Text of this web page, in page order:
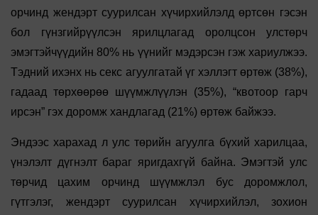
орчинд жендэрт суурилсан хүчирхийлэлд өртсөн гэсэн
бол гүнзгийрүүлсэн ярилцлагад оролцсон улстөрч
эмэгтэйчүүдийн 80% нь үүнийг мэдэрсэн гэж хариулжээ.
Тэдний ихэнх нь секс агуулгатай үг хэллэгт өртөж (38%),
гадаад төрхөөрөө шүүмжлүүлэн (35%), “квотоор гарч
ирсэн” гэх доромж хандлагад (21%) өртөж байжээ.
Эндээс харахад л улс төрийн агуулга бүхий харилцаа,
үнэлэлт дүгнэлт бараг яригдахгүй байна. Эмэгтэй улс
төрчид цахим орчинд шүүмжлэл бус доромжлол,
гүтгэлэг, жендэрт суурилсан хүчирхийлэл, зохион